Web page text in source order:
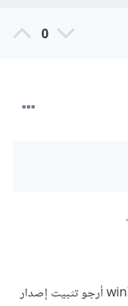
0
بشكل عام ربما النسخة الحديثة لا يدعمها نظام win7 أرجو تثبيت إصدار